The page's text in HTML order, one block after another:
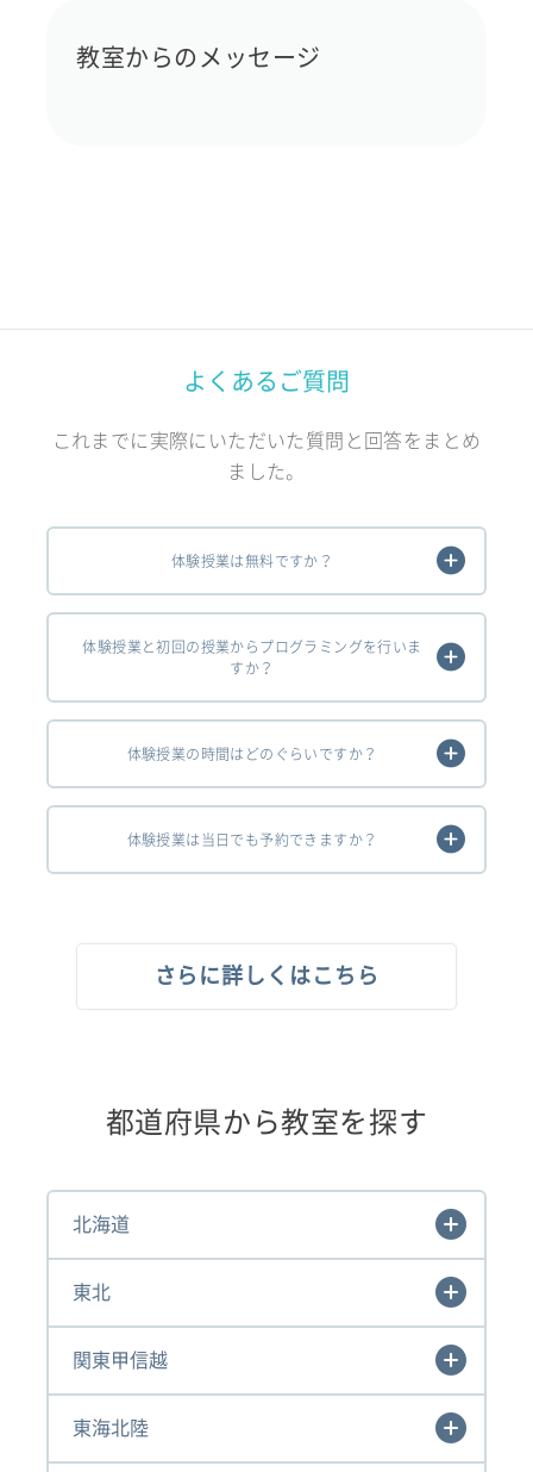
教室からのメッセージ
よくあるご質問
これまでに実際にいただいた質問と回答をまとめ
ました。
体験授業は無料ですか？
体験授業と初回の授業からプログラミングを行いま
すか？
体験授業の時間はどのぐらいですか？
体験授業は当日でも予約できますか？
さらに詳しくはこちら
都道府県から教室を探す
北海道
東北
関東甲信越
東海北陸